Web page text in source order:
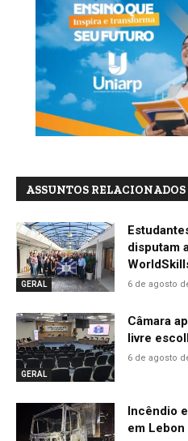
ASSUNTOS RELACIONADOS
GERAL
disputam
6 de agosto
GERAL
Câmara
livre
6 de agosto
Incêndio
em Lebon